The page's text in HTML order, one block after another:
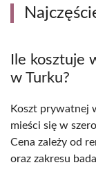
Ile kosztuje
w Turku?
Koszt prywatnej
mieści się w
Cena zależy od
oraz zakresu